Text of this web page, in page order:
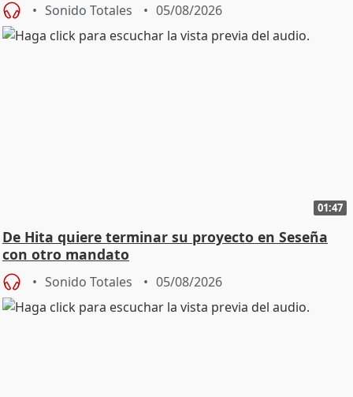
Sonido Totales 05/08/2026
01:47
De Hita quiere terminar su proyecto en Seseña
con otro mandato
Sonido Totales 05/08/2026